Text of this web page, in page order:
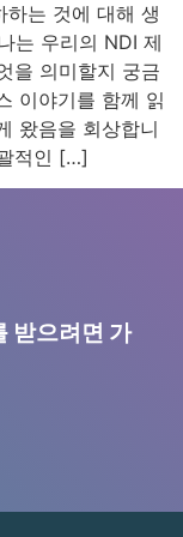
하는 것에 대해 생
는 우리의 NDI 제
을 의미할지 궁금
이야기를 함께 읽
왔음을 회상합니
적인 […]
받으려면 가